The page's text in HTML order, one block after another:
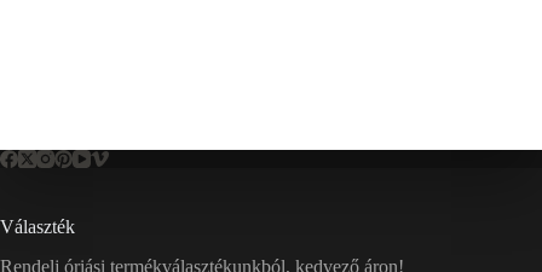
Választék
Rendelj óriási termékválasztékunkból, kedvező áron!